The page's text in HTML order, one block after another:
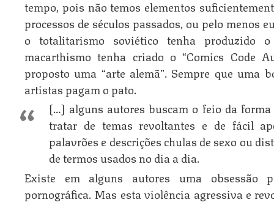
tempo, pois não temos elementos
processos de séculos passados, ou pelo menos
o totalitarismo soviético tenha produzido
macarthismo tenha criado o “Comics Code
proposto uma “arte alemã”. Sempre que uma
artistas pagam o pato.
[…] alguns autores buscam o feio da
tratar de temas revoltantes e de fácil
palavrões e descrições chulas de sexo ou
de termos usados no dia a dia.
Existe em alguns autores uma obsessão
pornográfica. Mas esta violência agressiva e